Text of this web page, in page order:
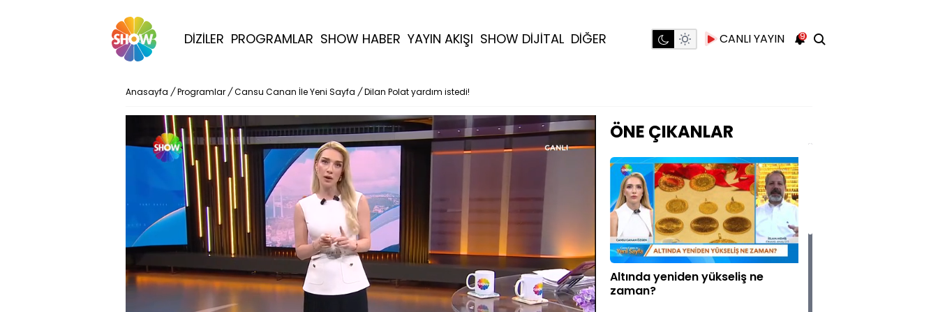
DİZİLER PROGRAMLAR SHOW HABER YAYIN AKIŞI SHOW DİJİTAL DİĞER CANLI YAYIN 9
Anasayfa / Programlar / Cansu Canan İle Yeni Sayfa / Dilan Polat yardım istedi!
ÖNE ÇIKANLAR
Altında yeniden yükseliş ne
zaman?